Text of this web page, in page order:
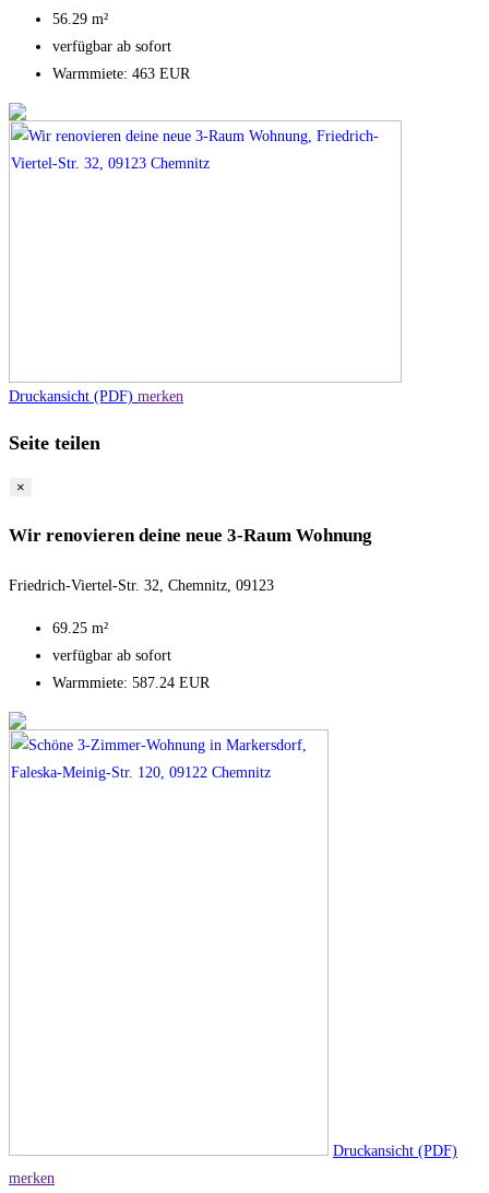
56.29 m²
verfügbar ab sofort
Warmmiete: 463 EUR
Druckansicht (PDF) merken
Seite teilen
×
Wir renovieren deine neue 3-Raum Wohnung
Friedrich-Viertel-Str. 32, Chemnitz, 09123
69.25 m²
verfügbar ab sofort
Warmmiete: 587.24 EUR
Druckansicht (PDF)
merken